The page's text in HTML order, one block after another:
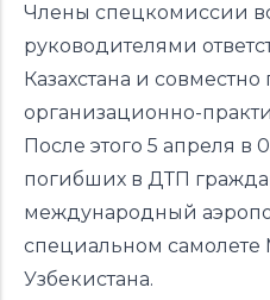
Члены спецкомиссии
руководителями
Казахстана и
организационно-
После этого 5 апреля в
погибших в ДТП
международный
специальном самолете
Узбекистана.